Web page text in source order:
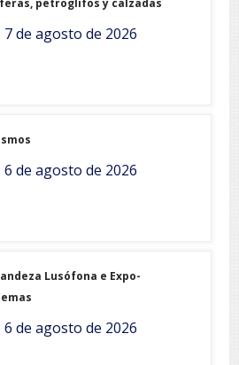
petroglifos y calzadas
7 de agosto de 2026
6 de agosto de 2026
Lusófona e Expo-
6 de agosto de 2026